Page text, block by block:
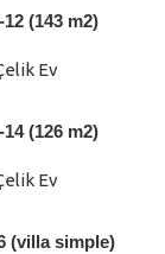
(143 m2)
Ev
(126 m2)
Ev
(villa simple)